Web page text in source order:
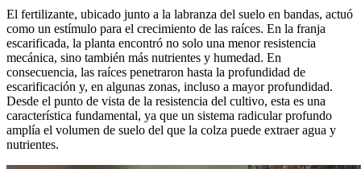
El fertilizante, ubicado junto a la labranza del suelo en bandas, actuó
como un estímulo para el crecimiento de las raíces. En la franja
escarificada, la planta encontró no solo una menor resistencia
mecánica, sino también más nutrientes y humedad. En
consecuencia, las raíces penetraron hasta la profundidad de
escarificación y, en algunas zonas, incluso a mayor profundidad.
Desde el punto de vista de la resistencia del cultivo, esta es una
característica fundamental, ya que un sistema radicular profundo
amplía el volumen de suelo del que la colza puede extraer agua y
nutrientes.